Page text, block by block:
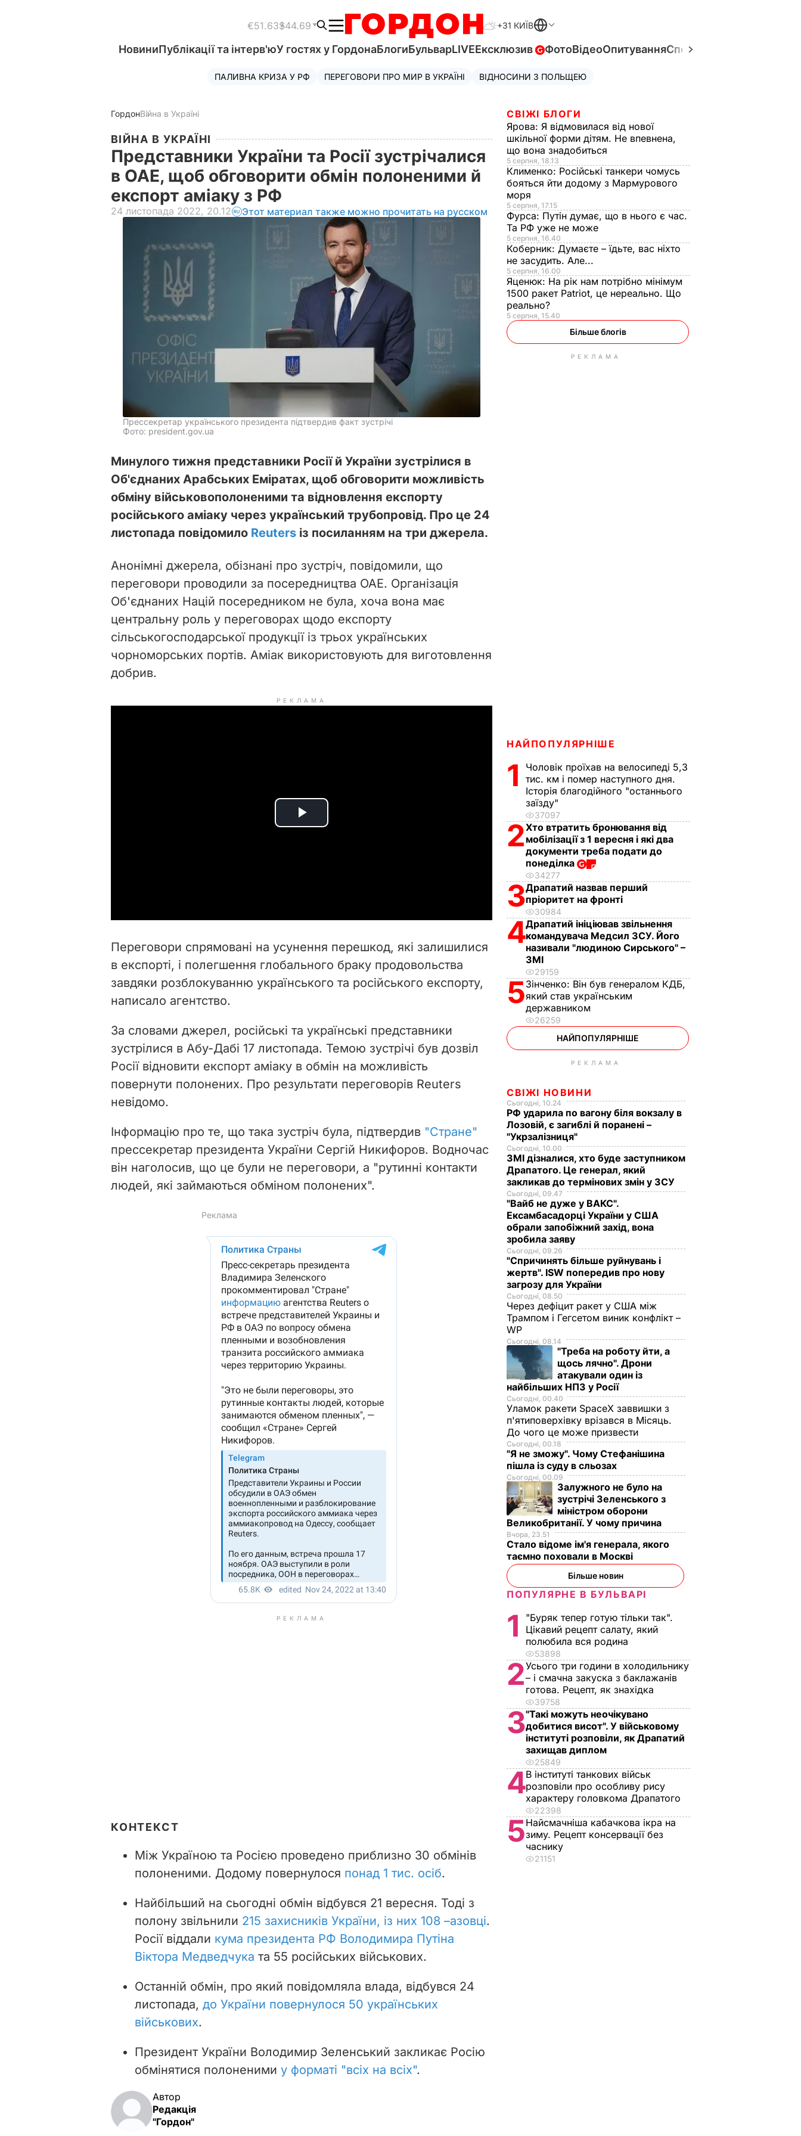
€51.63$44.69 +31 КИЇВ
НовиниПублікації та інтерв'юУ гостях у ГордонаБлогиБульварLIVEЕксклюзив ФотоВідеоОпитуванняСпецпроєкти
ПАЛИВНА КРИЗА У РФ ПЕРЕГОВОРИ ПРО МИР В УКРАЇНІ ВІДНОСИНИ З ПОЛЬЩЕЮ
ГордонВійна в Україні
ВІЙНА В УКРАЇНІ
Представники України та Росії зустрічалися
в ОАЕ, щоб обговорити обмін полоненими й
експорт аміаку з РФ
24 листопада 2022, 20.12 Этот материал также можно прочитать на русском
Прессекретар українського президента підтвердив факт зустрічі
Фото: president.gov.ua
Минулого тижня представники Росії й України зустрілися в
Об'єднаних Арабських Еміратах, щоб обговорити можливість
обміну військовополоненими та відновлення експорту
російського аміаку через український трубопровід. Про це 24
листопада повідомило Reuters із посиланням на три джерела.
Анонімні джерела, обізнані про зустріч, повідомили, що
переговори проводили за посередництва ОАЕ. Організація
Об'єднаних Націй посередником не була, хоча вона має
центральну роль у переговорах щодо експорту
сільськогосподарської продукції із трьох українських
чорноморських портів. Аміак використовують для виготовлення
добрив.
РЕКЛАМА
P
i
d
o
Переговори спрямовані на усунення перешкод, які залишилися
в експорті, і полегшення глобального браку продовольства
завдяки розблокуванню українського та російського експорту,
написало агентство.
За словами джерел, російські та українські представники
зустрілися в Абу-Дабі 17 листопада. Темою зустрічі був дозвіл
Росії відновити експорт аміаку в обмін на можливість
повернути полонених. Про результати переговорів Reuters
невідомо.
Інформацію про те, що така зустріч була, підтвердив "Стране"
прессекретар президента України Сергій Никифоров. Водночас
він наголосив, що це були не переговори, а "рутинні контакти
людей, які займаються обміном полонених".
РЕКЛАМА
КОНТЕКСТ
Між Україною та Росією проведено приблизно 30 обмінів
полоненими. Додому повернулося понад 1 тис. осіб.
Найбільший на сьогодні обмін відбувся 21 вересня. Тоді з
полону звільнили 215 захисників України, із них 108 –азовці.
Росії віддали кума президента РФ Володимира Путіна
Віктора Медведчука та 55 російських військових.
Останній обмін, про який повідомляла влада, відбувся 24
листопада, до України повернулося 50 українських
військових.
Президент України Володимир Зеленський закликає Росію
обмінятися полоненими у форматі "всіх на всіх".
Автор
Редакція
"Гордон"
СВІЖІ БЛОГИ
Ярова: Я відмовилася від нової
шкільної форми дітям. Не впевнена,
що вона знадобиться
5 серпня, 18.13
Клименко: Російські танкери чомусь
бояться йти додому з Мармурового
моря
5 серпня, 17.15
Фурса: Путін думає, що в нього є час.
Та РФ уже не може
5 серпня, 16.40
Коберник: Думаєте – їдьте, вас ніхто
не засудить. Але...
5 серпня, 16.00
Яценюк: На рік нам потрібно мінімум
1500 ракет Patriot, це нереально. Що
реально?
5 серпня, 15.40
Більше блогів
РЕКЛАМА
НАЙПОПУЛЯРНІШЕ
1
Чоловік проїхав на велосипеді 5,3
тис. км і помер наступного дня.
Історія благодійного "останнього
заїзду"
37097
2Хто втратить бронювання від
мобілізації з 1 вересня і які два
документи треба подати до
понеділка
34277
3Драпатий назвав перший
пріоритет на фронті
30984
4Драпатий ініціював звільнення
командувача Медсил ЗСУ. Його
називали "людиною Сирського" –
ЗМІ
29159
5Зінченко: Він був генералом КДБ,
який став українським
державником
26259
НАЙПОПУЛЯРНІШЕ
РЕКЛАМА
СВІЖІ НОВИНИ
Сьогодні, 10.24
РФ ударила по вагону біля вокзалу в
Лозовій, є загиблі й поранені –
"Укрзалізниця"
Сьогодні, 10.00
ЗМІ дізналися, хто буде заступником
Драпатого. Це генерал, який
закликав до термінових змін у ЗСУ
Сьогодні, 09.47
"Вайб не дуже у ВАКС".
Ексамбасадорці України у США
обрали запобіжний захід, вона
зробила заяву
Сьогодні, 09.26
"Спричинять більше руйнувань і
жертв". ISW попередив про нову
загрозу для України
Сьогодні, 08.50
Через дефіцит ракет у США між
Трампом і Гегсетом виник конфлікт –
WP
Сьогодні, 08.14
"Треба на роботу йти, а
щось лячно". Дрони
атакували один із
найбільших НПЗ у Росії
Сьогодні, 00.40
Уламок ракети SpaceX заввишки з
п'ятиповерхівку врізався в Місяць.
До чого це може призвести
Сьогодні, 00.18
"Я не зможу". Чому Стефанішина
пішла із суду в сльозах
Сьогодні, 00.09
Залужного не було на
зустрічі Зеленського з
міністром оборони
Великобританії. У чому причина
Вчора, 23.51
Стало відоме ім'я генерала, якого
таємно поховали в Москві
Більше новин
ПОПУЛЯРНЕ В БУЛЬВАРІ
1
"Буряк тепер готую тільки так".
Цікавий рецепт салату, який
полюбила вся родина
53898
2Усього три години в холодильнику
– і смачна закуска з баклажанів
готова. Рецепт, як знахідка
39758
3"Такі можуть неочікувано
добитися висот". У військовому
інституті розповіли, як Драпатий
захищав диплом
25849
4В інституті танкових військ
розповіли про особливу рису
характеру головкома Драпатого
22398
5Найсмачніша кабачкова ікра на
зиму. Рецепт консервації без
часнику
21151